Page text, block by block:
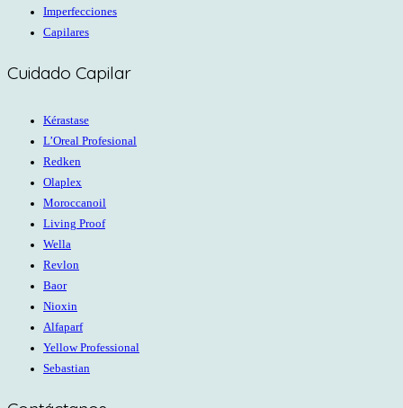
Imperfecciones
Capilares
Cuidado Capilar
Kérastase
L’Oreal Profesional
Redken
Olaplex
Moroccanoil
Living Proof
Wella
Revlon
Baor
Nioxin
Alfaparf
Yellow Professional
Sebastian